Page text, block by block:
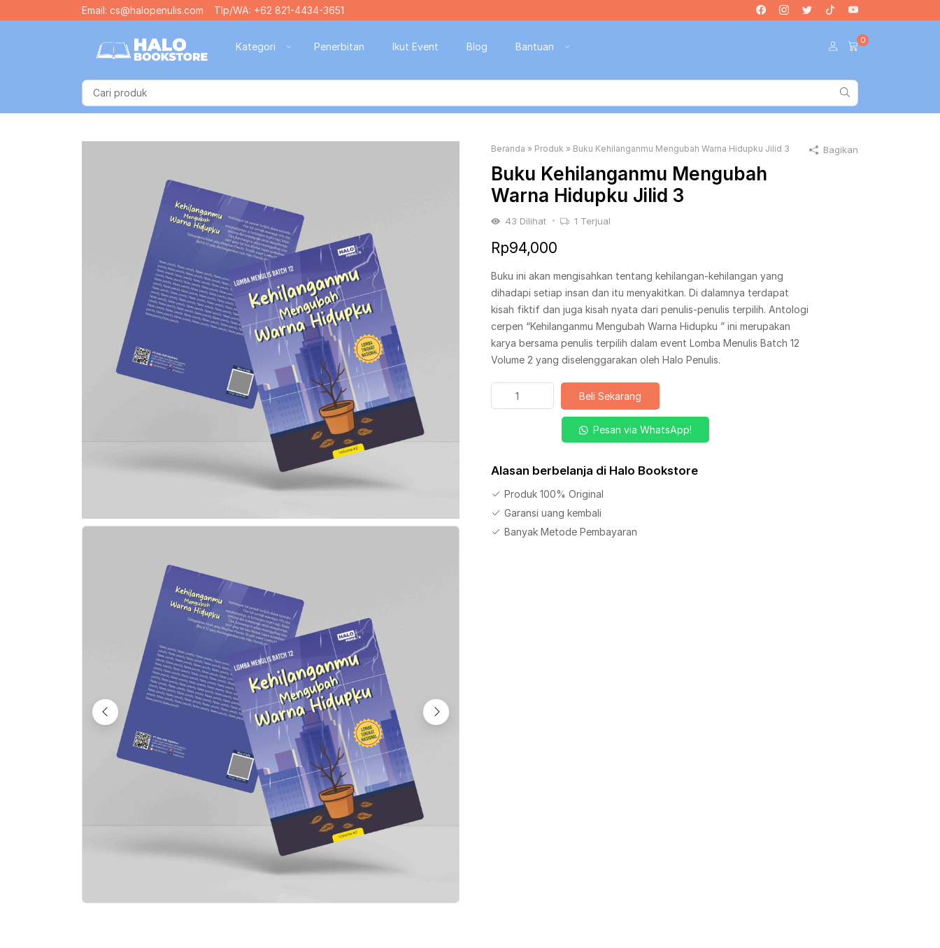
Email: cs@halopenulis.com Tlp/WA: +62 821-4434-3651
Kategori Penerbitan Ikut Event Blog Bantuan
0
Beranda » Produk » Buku Kehilanganmu Mengubah Warna Hidupku Jilid 3
Buku Kehilanganmu Mengubah
Warna Hidupku Jilid 3
43 Dilihat 1 Terjual
Rp94,000
Buku ini akan mengisahkan tentang kehilangan-kehilangan yang
dihadapi setiap insan dan itu menyakitkan. Di dalamnya terdapat
kisah fiktif dan juga kisah nyata dari penulis-penulis terpilih. Antologi
cerpen “Kehilanganmu Mengubah Warna Hidupku ” ini merupakan
karya bersama penulis terpilih dalam event Lomba Menulis Batch 12
Volume 2 yang diselenggarakan oleh Halo Penulis.
Kuantitas
Buku
Hidupku
Jilid
Beli Sekarang
Pesan via WhatsApp!
Alasan berbelanja di Halo Bookstore
Produk 100% Original
Garansi uang kembali
Banyak Metode Pembayaran
Bagikan